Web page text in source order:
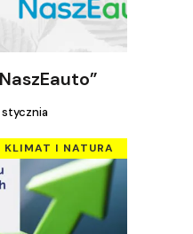
stycznia
KLIMAT I NATURA